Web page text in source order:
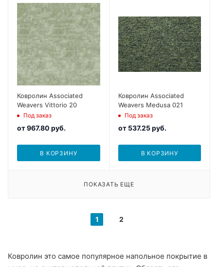
Ковролин Associated
Weavers Vittorio 20
Под заказ
от967.80 руб.
В КОРЗИНУ
Ковролин Associated
Weavers Medusa 021
Под заказ
от 537.25 руб.
В КОРЗИНУ
ПОКАЗАТЬ ЕЩЕ
1 2
Ковролин это самое популярное напольное покрытие в